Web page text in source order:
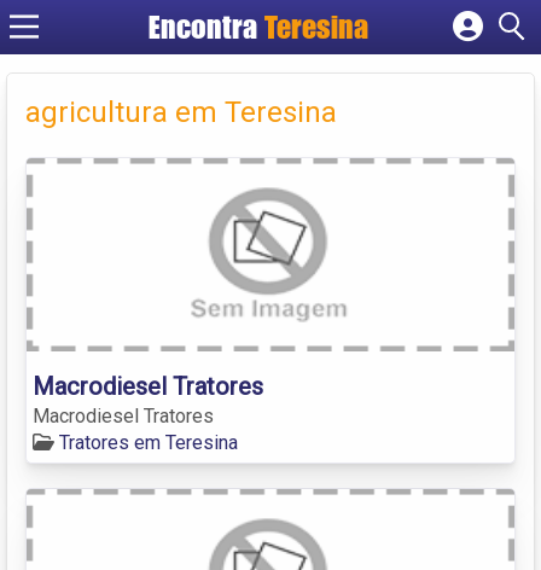
EncontraTeresina
Cadastrar empresa
Criar conta
agricultura em Teresina
Macrodiesel Tratores
Macrodiesel Tratores
Tratores em Teresina